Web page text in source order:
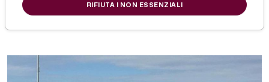
di Redazione PicenotimeRIFIUTA I NON ESSENZIALI